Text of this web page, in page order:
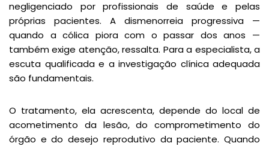
negligenciado por profissionais de saúde e pelas
próprias pacientes. A dismenorreia progressiva —
quando a cólica piora com o passar dos anos —
também exige atenção, ressalta. Para a especialista, a
escuta qualificada e a investigação clínica adequada
são fundamentais.
O tratamento, ela acrescenta, depende do local de
acometimento da lesão, do comprometimento do
órgão e do desejo reprodutivo da paciente. Quando